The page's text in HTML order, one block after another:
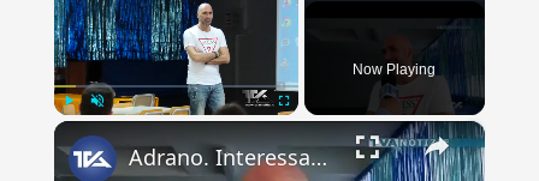
Now Playing
×
Adrano. Interessante incontro al liceo “Verga” con il prof. Fabio Gamberini. Studenti del Linguistic